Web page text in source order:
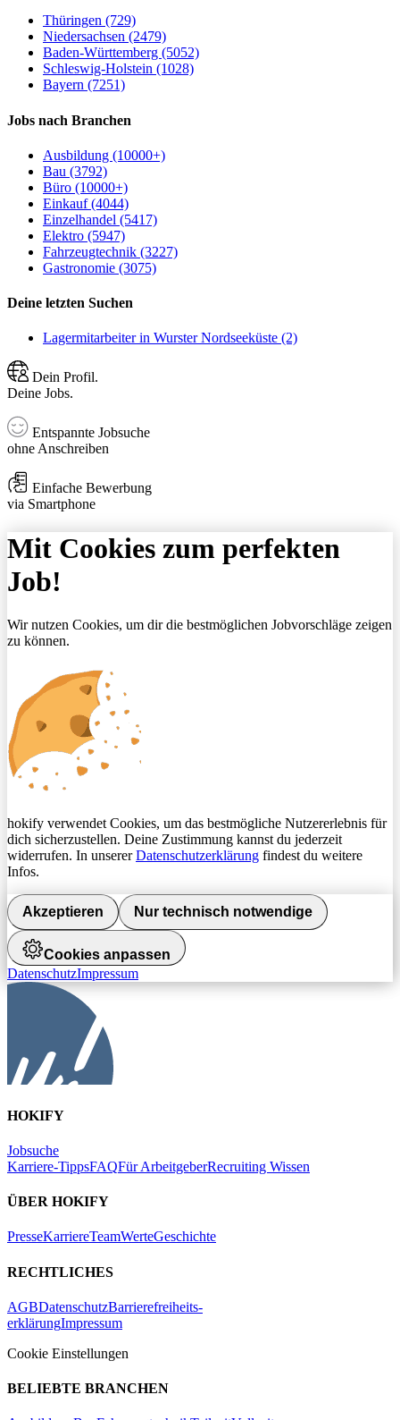
Thüringen (729)
Niedersachsen (2479)
Baden-Württemberg (5052)
Schleswig-Holstein (1028)
Bayern (7251)
Jobs nach Branchen
Ausbildung (10000+)
Bau (3792)
Büro (10000+)
Einkauf (4044)
Einzelhandel (5417)
Elektro (5947)
Fahrzeugtechnik (3227)
Gastronomie (3075)
Deine letzten Suchen
Lagermitarbeiter in Wurster Nordseeküste (2)
Dein Profil.
Deine Jobs.
Entspannte Jobsuche
ohne Anschreiben
Einfache Bewerbung
via Smartphone
Mit Cookies zum perfekten
Job!
Wir nutzen Cookies, um dir die bestmöglichen Jobvorschläge zeigen
zu können.
hokify verwendet Cookies, um das bestmögliche Nutzererlebnis für
dich sicherzustellen. Deine Zustimmung kannst du jederzeit
widerrufen. In unsererDatenschutzerklärung findest du weitere
Infos.
Akzeptieren Nur technisch notwendige
Cookies anpassen
DatenschutzImpressum
HOKIFY
Jobsuche
Karriere-TippsFAQFür ArbeitgeberRecruiting Wissen
ÜBER HOKIFY
PresseKarriereTeamWerteGeschichte
RECHTLICHES
AGBDatenschutzBarrierefreiheits-
erklärungImpressum
Cookie Einstellungen
BELIEBTE BRANCHEN